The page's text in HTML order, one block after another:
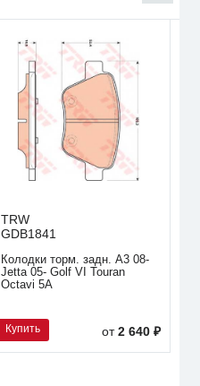
TRW
GDB1841
Колодки торм. задн. A3 08-
Jetta 05- Golf VI Touran
Octavi 5A
Купить от2 640 ₽